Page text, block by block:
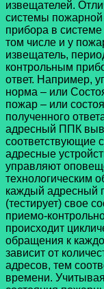
извещателей.
системы пожарной
прибора в
том числе и у
извещатель,
контрольным
ответ. Например,
норма – или
пожар – или
полученного
адресный ППК
соответствующие
адресные
управляют
технологическим
каждый адресный
(тестирует) свое
приемо-
происходит
обращения к
зависит от
адресов, тем
времени.